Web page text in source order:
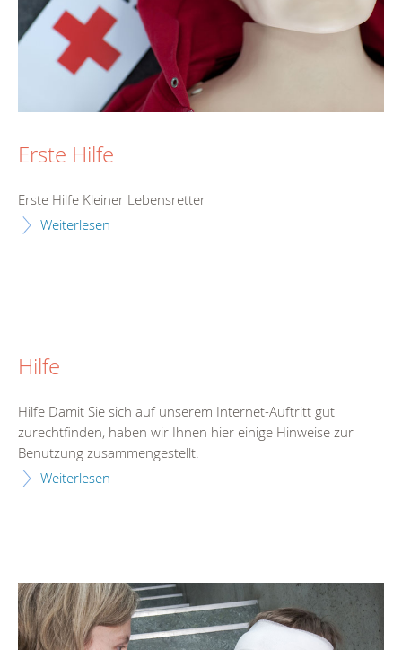
Erste Hilfe
Erste Hilfe Kleiner Lebensretter
Weiterlesen
Hilfe
Hilfe Damit Sie sich auf unserem Internet-Auftritt gut
zurechtfinden, haben wir Ihnen hier einige Hinweise zur
Benutzung zusammengestellt.
Weiterlesen